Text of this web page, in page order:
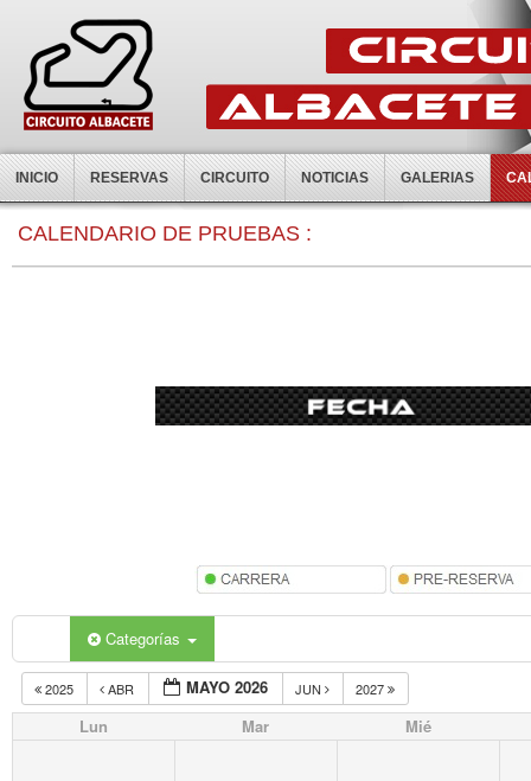
INICIO RESERVAS CIRCUITO NOTICIAS GALERIAS
CALENDARIO DE PRUEBAS :
Categorías
2025 ABR MAYO 2026 JUN 2027
Lun Mar Mié